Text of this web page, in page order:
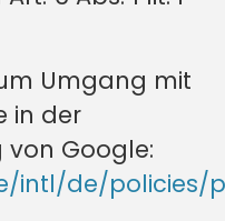
Umgang mit
in der
Google:
intl/de/policies/